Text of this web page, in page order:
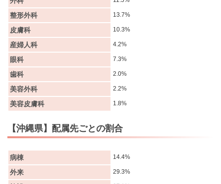
整形外科 13.7%
皮膚科 10.3%
産婦人科 4.2%
眼科 7.3%
歯科 2.0%
美容外科 2.2%
美容皮膚科 1.8%
【沖縄県】配属先ごとの割合
病棟 14.4%
外来 29.3%